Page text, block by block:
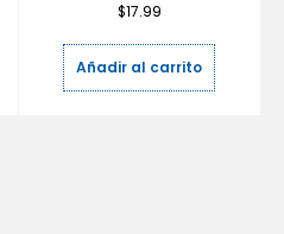
$17.99
Añadir al carrito